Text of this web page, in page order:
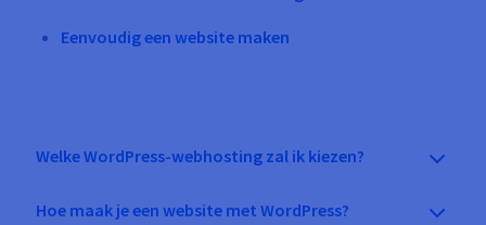
Eenvoudig een website maken
Welke WordPress-webhosting zal ik kiezen?
Hoe maak je een website met WordPress?